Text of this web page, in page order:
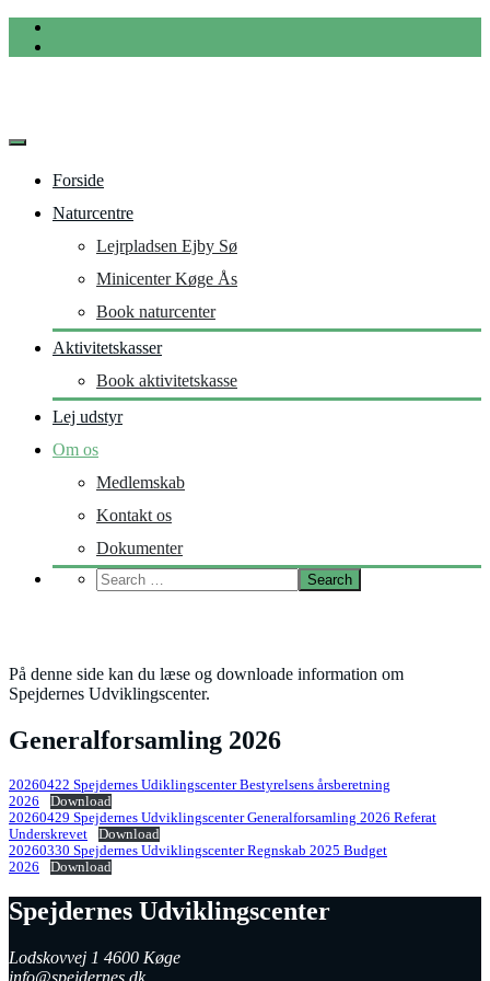
Videre
Forside
Naturcentre
Lejrpladsen Ejby Sø
Minicenter Køge Ås
Book naturcenter
Aktivitetskasser
Book aktivitetskasse
Lej udstyr
Om os
Medlemskab
Kontakt os
Dokumenter
På denne side kan du læse og downloade information om
Spejdernes Udviklingscenter.
Generalforsamling 2026
20260422 Spejdernes Udiklingscenter Bestyrelsens årsberetning
2026
Download
20260429 Spejdernes Udviklingscenter Generalforsamling 2026 Referat
Underskrevet
Download
20260330 Spejdernes Udviklingscenter Regnskab 2025 Budget
2026
Download
Spejdernes Udviklingscenter
Lodskovvej 1 4600 Køge